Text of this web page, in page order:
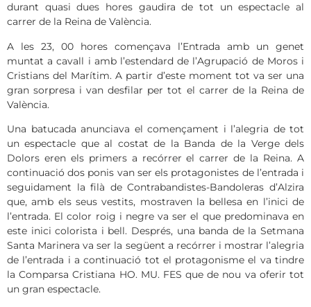
durant quasi dues hores gaudira de tot un espectacle al
carrer de la Reina de València.
A les 23, 00 hores començava l’Entrada amb un genet
muntat a cavall i amb l’estendard de l’Agrupació de Moros i
Cristians del Marítim. A partir d’este moment tot va ser una
gran sorpresa i van desfilar per tot el carrer de la Reina de
València.
Una batucada anunciava el començament i l’alegria de tot
un espectacle que al costat de la Banda de la Verge dels
Dolors eren els primers a recórrer el carrer de la Reina. A
continuació dos ponis van ser els protagonistes de l’entrada i
seguidament la filà de Contrabandistes-Bandoleras d’Alzira
que, amb els seus vestits, mostraven la bellesa en l’inici de
l’entrada. El color roig i negre va ser el que predominava en
este inici colorista i bell. Després, una banda de la Setmana
Santa Marinera va ser la següent a recórrer i mostrar l’alegria
de l’entrada i a continuació tot el protagonisme el va tindre
la Comparsa Cristiana HO. MU. FES que de nou va oferir tot
un gran espectacle.